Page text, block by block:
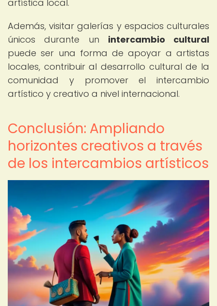
artística local.
Además, visitar galerías y espacios culturales
únicos durante un intercambio cultural
puede ser una forma de apoyar a artistas
locales, contribuir al desarrollo cultural de la
comunidad y promover el intercambio
artístico y creativo a nivel internacional.
Conclusión: Ampliando
horizontes creativos a través
de los intercambios artísticos